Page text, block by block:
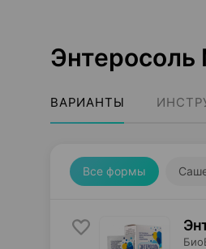
Энтеросоль
ВАРИАНТЫ
Все формы